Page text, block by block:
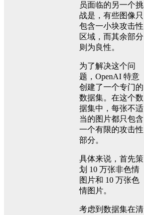
员面临的另一个挑
战是，有些图像只
包含一小块攻击性
区域，而其余部分
则为良性。
为了解决这个问
题，OpenAI 特意
创建了一个专门的
数据集。在这个数
据集中，每张不适
当的图片都只包含
一个有限的攻击性
部分。
具体来说，首先策
划 10 万张非色情
图片和 10 万张色
情图片。
考虑到数据集在清